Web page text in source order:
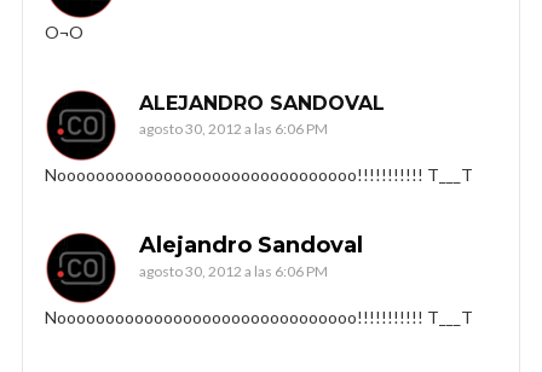
O¬O
ALEJANDRO SANDOVAL
agosto 30, 2012 a las 6:06 PM
Nooooooooooooooooooooooooooooooo!!!!!!!!!!! T___T
Alejandro Sandoval
agosto 30, 2012 a las 6:06 PM
Nooooooooooooooooooooooooooooooo!!!!!!!!!!! T___T